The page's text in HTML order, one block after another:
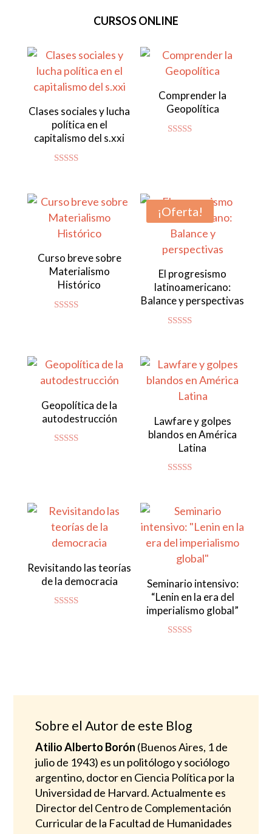
CURSOS ONLINE
Clases sociales y lucha
política en el
capitalismo del s.xxi
Comprender la
Geopolítica
Curso breve sobre
Materialismo
Histórico
¡Oferta!
El progresismo
latinoamericano:
Balance y perspectivas
Geopolítica de la
autodestrucción
Lawfare y golpes
blandos en América
Latina
Revisitando las teorías
de la democracia
Seminario intensivo:
“Lenin en la era del
imperialismo global”
Sobre el Autor de este Blog
Atilio Alberto Borón (Buenos Aires, 1 de
julio de 1943) es un politólogo y sociólogo
argentino, doctor en Ciencia Política por la
Universidad de Harvard. Actualmente es
Director del Centro de Complementación
Curricular de la Facultad de Humanidades